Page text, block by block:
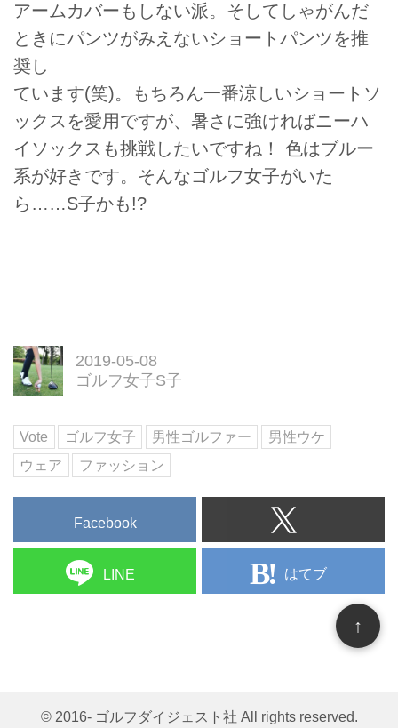
アームカバーもしない派。そしてしゃがんだ
ときにパンツがみえないショートパンツを推
奨し
ています(笑)。もちろん一番涼しいショートソ
ックスを愛用ですが、暑さに強ければニーハ
イソックスも挑戦したいですね！ 色はブルー
系が好きです。そんなゴルフ女子がいた
ら……S子かも!?
2019-05-08
ゴルフ女子S子
Vote ゴルフ女子 男性ゴルファー
男性ウケ
ウェア
ファッション
Facebook
LINE はてブ
© 2016- ゴルフダイジェスト社 All rights reserved.
↑